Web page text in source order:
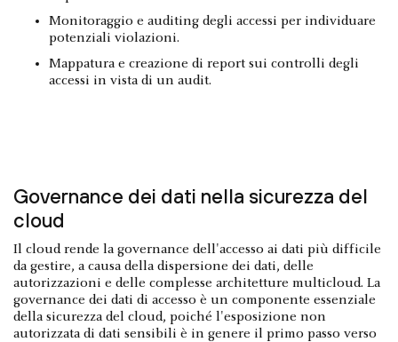
Monitoraggio e auditing degli accessi per individuare
potenziali violazioni.
Mappatura e creazione di report sui controlli degli
accessi in vista di un audit.
Governance dei dati nella sicurezza del
cloud
Il cloud rende la governance dell'accesso ai dati più difficile
da gestire, a causa della dispersione dei dati, delle
autorizzazioni e delle complesse architetture multicloud. La
governance dei dati di accesso è un componente essenziale
della sicurezza del cloud, poiché l'esposizione non
autorizzata di dati sensibili è in genere il primo passo verso